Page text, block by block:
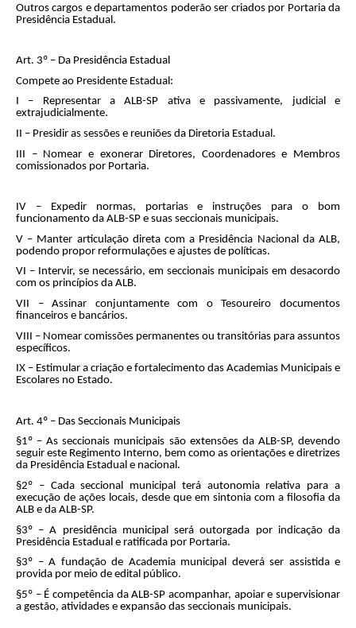
Outros cargos e departamentos poderão ser criados por Portaria da
Presidência Estadual.
Art. 3º – Da Presidência Estadual
Compete ao Presidente Estadual:
I – Representar a ALB-SP ativa e passivamente, judicial e
extrajudicialmente.
II – Presidir as sessões e reuniões da Diretoria Estadual.
III – Nomear e exonerar Diretores, Coordenadores e Membros
comissionados por Portaria.
IV – Expedir normas, portarias e instruções para o bom
funcionamento da ALB-SP e suas seccionais municipais.
V – Manter articulação direta com a Presidência Nacional da ALB,
podendo propor reformulações e ajustes de políticas.
VI – Intervir, se necessário, em seccionais municipais em desacordo
com os princípios da ALB.
VII – Assinar conjuntamente com o Tesoureiro documentos
financeiros e bancários.
VIII – Nomear comissões permanentes ou transitórias para assuntos
específicos.
IX – Estimular a criação e fortalecimento das Academias Municipais e
Escolares no Estado.
Art. 4º – Das Seccionais Municipais
§1º – As seccionais municipais são extensões da ALB-SP, devendo
seguir este Regimento Interno, bem como as orientações e diretrizes
da Presidência Estadual e nacional.
§2º – Cada seccional municipal terá autonomia relativa para a
execução de ações locais, desde que em sintonia com a filosofia da
ALB e da ALB-SP.
§3º – A presidência municipal será outorgada por indicação da
Presidência Estadual e ratificada por Portaria.
§3º – A fundação de Academia municipal deverá ser assistida e
provida por meio de edital público.
§5º – É competência da ALB-SP acompanhar, apoiar e supervisionar
a gestão, atividades e expansão das seccionais municipais.